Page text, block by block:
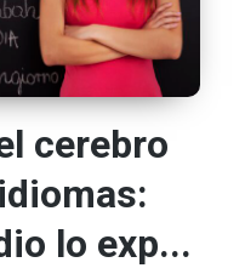
cerebro
lo exp...